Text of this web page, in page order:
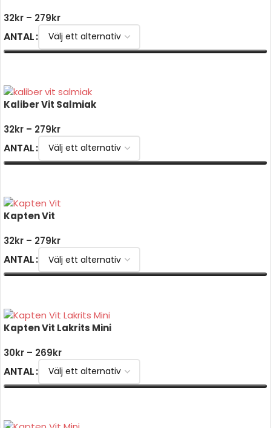
32kr – 279kr
ANTAL
Kaliber Vit Salmiak
32kr – 279kr
ANTAL
Kapten Vit
32kr – 279kr
ANTAL
Kapten Vit Lakrits Mini
30kr – 269kr
ANTAL